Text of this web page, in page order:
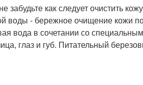
как следует очистить
воды - бережное очищение кожи
вода в сочетании со
глаз и губ. Питательный